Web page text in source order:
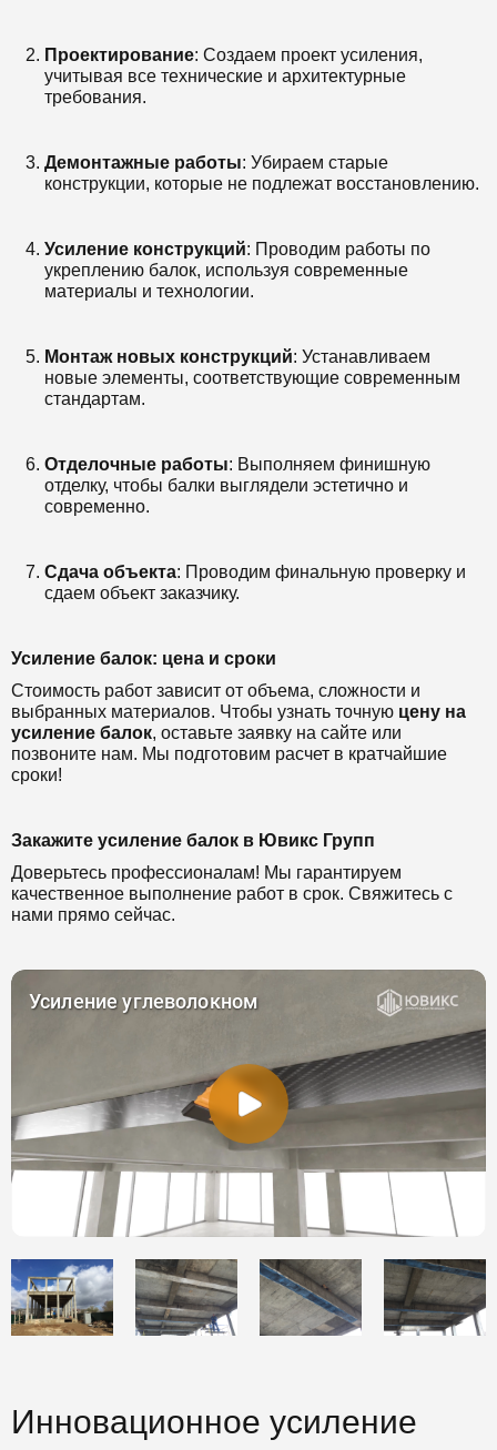
Проектирование: Создаем проект усиления,
учитывая все технические и архитектурные
требования.
Демонтажные работы: Убираем старые
конструкции, которые не подлежат восстановлению.
Усиление конструкций: Проводим работы по
укреплению балок, используя современные
материалы и технологии.
Монтаж новых конструкций: Устанавливаем
новые элементы, соответствующие современным
стандартам.
Отделочные работы: Выполняем финишную
отделку, чтобы балки выглядели эстетично и
современно.
Сдача объекта: Проводим финальную проверку и
сдаем объект заказчику.
Усиление балок: цена и сроки
Стоимость работ зависит от объема, сложности и
выбранных материалов. Чтобы узнать точную цену на
усиление балок, оставьте заявку на сайте или
позвоните нам. Мы подготовим расчет в кратчайшие
сроки!
Закажите усиление балок в Ювикс Групп
Доверьтесь профессионалам! Мы гарантируем
качественное выполнение работ в срок. Свяжитесь с
нами прямо сейчас.
Инновационное усиление